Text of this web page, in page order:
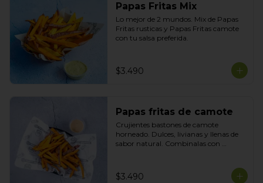
Papas Fritas Mix
Lo mejor de 2 mundos. Mix de Papas
Fritas rusticas y Papas Fritas camote
con tu salsa preferida.
$3.490
Papas fritas de camote
Crujientes bastones de camote
horneado. Dulces, livianas y llenas de
sabor natural. Combinalas con
$3.490